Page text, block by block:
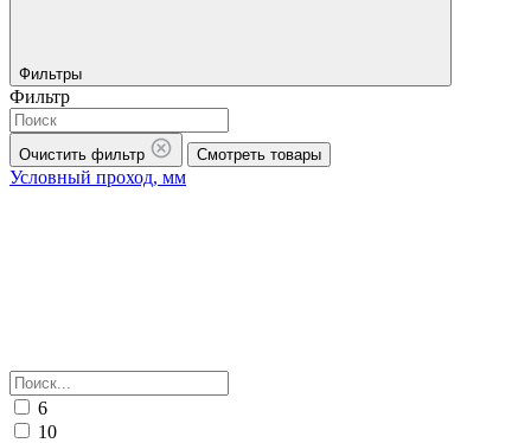
Фильтры
Фильтр
Очистить фильтр Смотреть товары
Условный проход, мм
6
10